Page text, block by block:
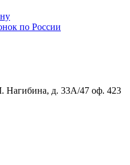
по России
Нагибина, д. 33А/47 оф. 423